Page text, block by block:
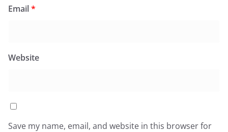
Email*
Website
Save my name, email, and website in this browser for